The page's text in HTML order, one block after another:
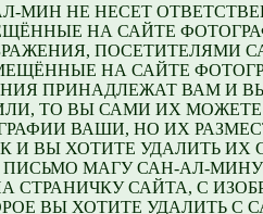
МИН НЕ НЕСЕТ
НА САЙТЕ
ПОСЕТИТЕЛЯМИ
НА САЙТЕ
ПРИНАДЛЕЖАТ ВАМ И
ТО ВЫ САМИ ИХ МОЖЕТЕ
ВАШИ, НО ИХ
И ВЫ ХОТИТЕ УДАЛИТЬ ИХ
МАГУ САН-АЛ-
СТРАНИЧКУ САЙТА, С
ВЫ ХОТИТЕ УДАЛИТЬ С